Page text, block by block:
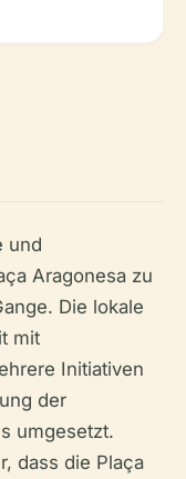
und
Aragonesa zu
Die lokale
mit
Initiativen
der
umgesetzt.
dass die Plaça